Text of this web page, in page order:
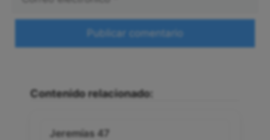
Contenido relacionado:
Jeremías 47